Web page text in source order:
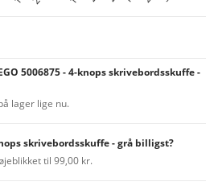
5006875 - 4-knops skrivebordsskuffe -
lager lige nu.
skrivebordsskuffe - grå billigst?
til 99,00 kr.